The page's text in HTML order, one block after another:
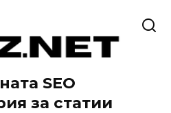
SEO
за статии